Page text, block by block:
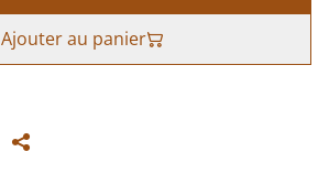
Ajouter au panier